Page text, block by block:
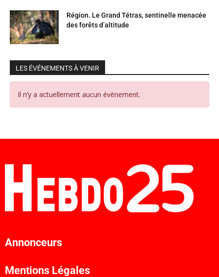
Région. Le Grand Tétras, sentinelle menacée
des forêts d’altitude
LES ÉVÉNEMENTS À VENIR
Il n’y a actuellement aucun évènement.
Annonceurs
Mentions Légales